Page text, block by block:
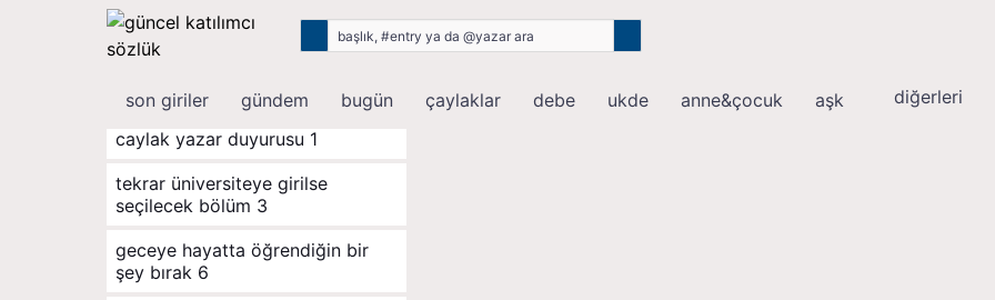
son giriler gündem bugün çaylaklar debe ukde anne&çocuk aşk diğerleri
caylak yazar duyurusu 1
tekrar üniversiteye girilse
seçilecek bölüm 3
geceye hayatta öğrendiğin bir
şey bırak 6